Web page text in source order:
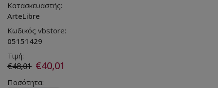
Κατασκευαστής:
ArteLibre
Κωδικός vbstore:
05151429
Τιμή:
€48,01 €40,01
Ποσότητα: